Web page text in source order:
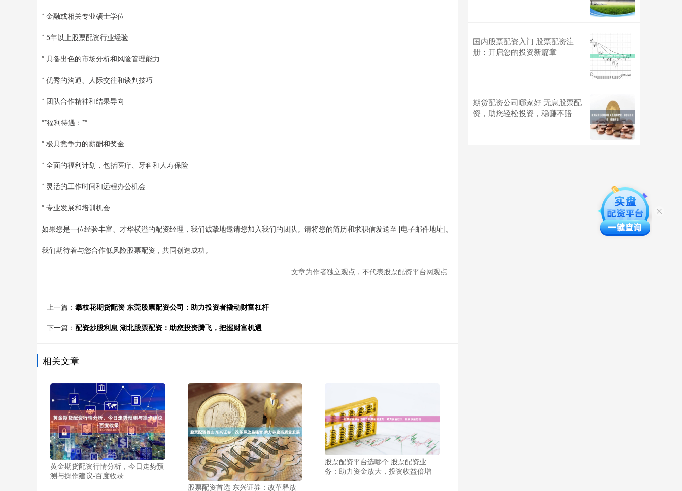
* 金融或相关专业硕士学位
* 5年以上股票配资行业经验
* 具备出色的市场分析和风险管理能力
* 优秀的沟通、人际交往和谈判技巧
* 团队合作精神和结果导向
**福利待遇：**
* 极具竞争力的薪酬和奖金
* 全面的福利计划，包括医疗、牙科和人寿保险
* 灵活的工作时间和远程办公机会
* 专业发展和培训机会
如果您是一位经验丰富、才华横溢的配资经理，我们诚挚地邀请您加入我们的团队。请将您的简历和求职信发送至 [电子邮件地址]。
我们期待着与您合作低风险股票配资，共同创造成功。
文章为作者独立观点，不代表股票配资平台网观点
上一篇： 攀枝花期货配资 东莞股票配资公司：助力投资者撬动财富杠杆
下一篇： 配资炒股利息 湖北股票配资：助您投资腾飞，把握财富机遇
相关文章
黄金期货配资行情分析，今日走势预
测与操作建议-百度收录
股票配资首选 东兴证券：改革释放
股票配资平台选哪个 股票配资业
务：助力资金放大，投资收益倍增
国内股票配资入门 股票配资注
册：开启您的投资新篇章
期货配资公司哪家好 无息股票配
资，助您轻松投资，稳赚不赔